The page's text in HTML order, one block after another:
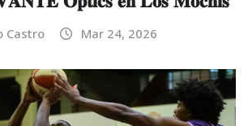
Castro Mar 24, 2026